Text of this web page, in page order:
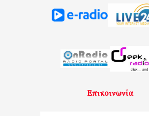
Επικοινωνία